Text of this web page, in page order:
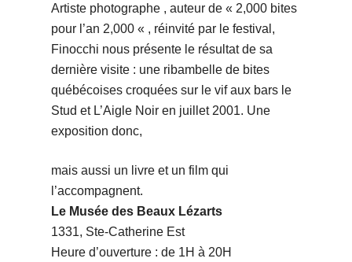
Artiste photographe , auteur de « 2,000 bites
pour l’an 2,000 « , réinvité par le festival,
Finocchi nous présente le résultat de sa
dernière visite : une ribambelle de bites
québécoises croquées sur le vif aux bars le
Stud et L’Aigle Noir en juillet 2001. Une
exposition donc,
mais aussi un livre et un film qui
l’accompagnent.
Le Musée des Beaux Lézarts
1331, Ste-Catherine Est
Heure d’ouverture : de 1H à 20H